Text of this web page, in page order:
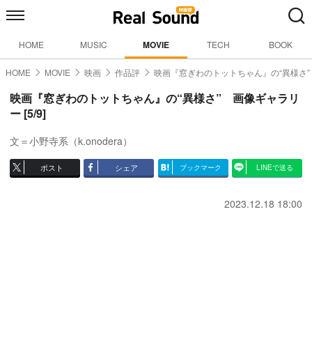
HOME MUSIC MOVIE TECH BOOK
HOME MOVIE 映画 作品評 映画『窓ぎわのトットちゃん』の“異様さ”
映画『窓ぎわのトットちゃん』の“異様さ” 画像ギャラリ
ー [5/9]
文＝小野寺系（k.onodera）
ポスト シェア ブックマーク LINEで送る
2023.12.18 18:00